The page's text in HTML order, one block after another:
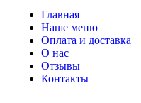
Главная
Наше меню
Оплата и доставка
О нас
Отзывы
Контакты